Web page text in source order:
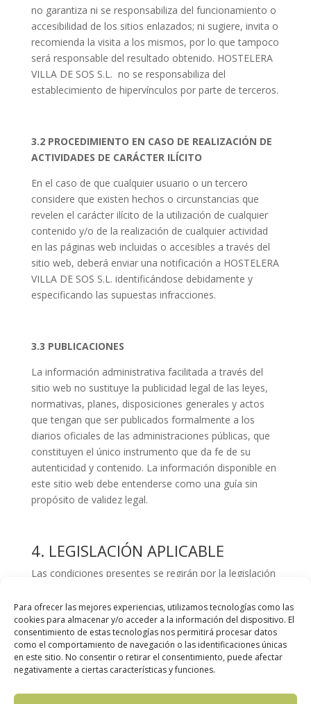
Para ofrecer las mejores experiencias, utilizamos tecnologías como las
cookies para almacenar y/o acceder a la información del dispositivo. El
consentimiento de estas tecnologías nos permitirá procesar datos
como el comportamiento de navegación o las identificaciones únicas
en este sitio. No consentir o retirar el consentimiento, puede afectar
negativamente a ciertas características y funciones.
no garantiza ni se responsabiliza del funcionamiento o
accesibilidad de los sitios enlazados; ni sugiere, invita o
recomienda la visita a los mismos, por lo que tampoco
será responsable del resultado obtenido. HOSTELERA
VILLA DE SOS S.L. no se responsabiliza del
establecimiento de hipervínculos por parte de terceros.
3.2 PROCEDIMIENTO EN CASO DE REALIZACIÓN DE
ACTIVIDADES DE CARÁCTER ILÍCITO
En el caso de que cualquier usuario o un tercero
considere que existen hechos o circunstancias que
revelen el carácter ilícito de la utilización de cualquier
contenido y/o de la realización de cualquier actividad
en las páginas web incluidas o accesibles a través del
sitio web, deberá enviar una notificación a HOSTELERA
VILLA DE SOS S.L. identificándose debidamente y
especificando las supuestas infracciones.
3.3 PUBLICACIONES
La información administrativa facilitada a través del
sitio web no sustituye la publicidad legal de las leyes,
normativas, planes, disposiciones generales y actos
que tengan que ser publicados formalmente a los
diarios oficiales de las administraciones públicas, que
constituyen el único instrumento que da fe de su
autenticidad y contenido. La información disponible en
este sitio web debe entenderse como una guía sin
propósito de validez legal.
4. LEGISLACIÓN APLICABLE
Las condiciones presentes se regirán por la legislación
La lengua utilizada será el Castellano.